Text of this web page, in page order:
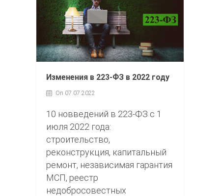
Изменения в 223-ФЗ в 2022 году
On 07.07.2022
10 новведений в 223‑ФЗ с 1
июля 2022 года:
строительство,
реконструкция, капитальный
ремонт, независимая гарантия
МСП, реестр
недобросовестных